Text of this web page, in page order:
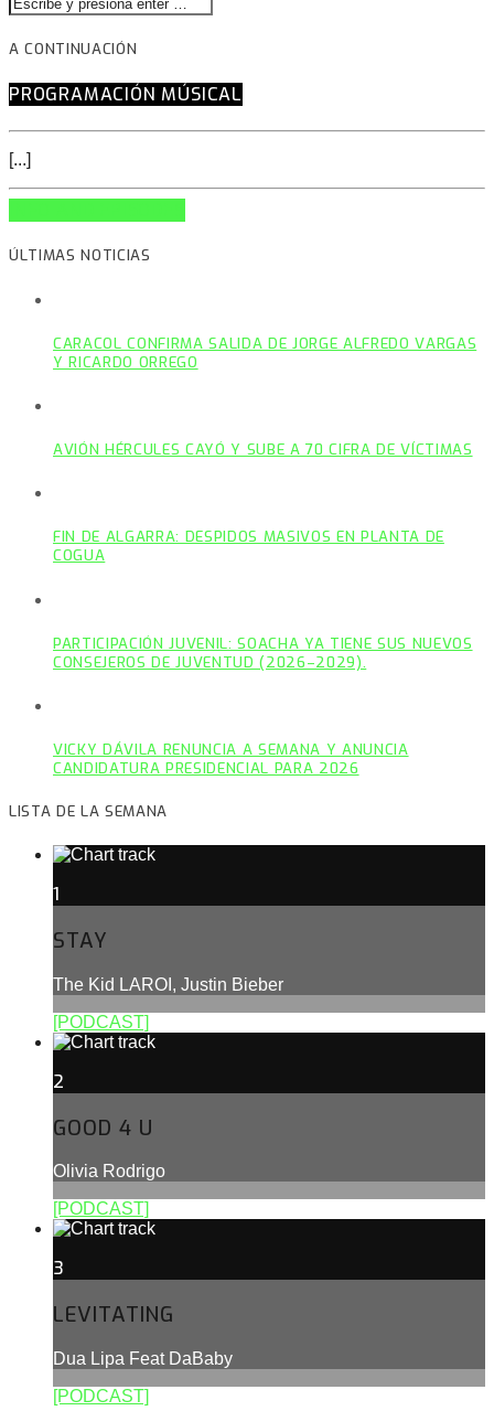
A CONTINUACIÓN
PROGRAMACIÓN MÚSICAL
[...]
ÚLTIMAS NOTICIAS
CARACOL CONFIRMA SALIDA DE JORGE ALFREDO VARGAS
Y RICARDO ORREGO
AVIÓN HÉRCULES CAYÓ Y SUBE A 70 CIFRA DE VÍCTIMAS
FIN DE ALGARRA: DESPIDOS MASIVOS EN PLANTA DE
COGUA
PARTICIPACIÓN JUVENIL: SOACHA YA TIENE SUS NUEVOS
CONSEJEROS DE JUVENTUD (2026–2029).
VICKY DÁVILA RENUNCIA A SEMANA Y ANUNCIA
CANDIDATURA PRESIDENCIAL PARA 2026
LISTA DE LA SEMANA
1
STAY
The Kid LAROI, Justin Bieber
[PODCAST]
2
GOOD 4 U
Olivia Rodrigo
[PODCAST]
3
LEVITATING
Dua Lipa Feat DaBaby
[PODCAST]